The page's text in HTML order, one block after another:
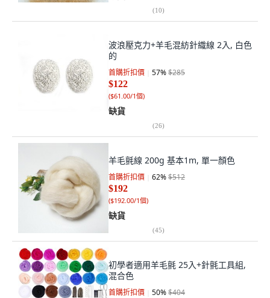
(10)
波浪壓克力+羊毛混紡針織線 2入, 白色
的
首購折扣價 57%$285
$122
($61.00/1個)
缺貨
(26)
羊毛氈線 200g 基本1m, 單一顏色
首購折扣價 62%$512
$192
($192.00/1個)
缺貨
(45)
初學者適用羊毛氈 25入+針氈工具組,
混合色
首購折扣價 50%$404